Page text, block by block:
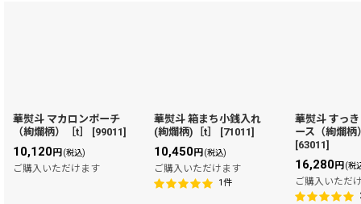
華熨斗 マカロンポーチ
（絢爛柄）［t］
[99011]
10,120円(税込)
ご購入いただけます
華熨斗 箱まち小銭入れ
(絢爛柄)［t］
[71011]
10,450円(税込)
ご購入いただけます
1件
華熨斗 すっ
ース（絢爛柄
[63011]
16,280円(税
ご購入いただ